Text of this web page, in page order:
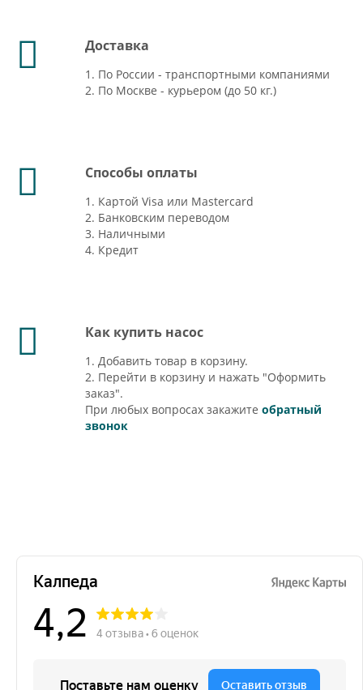
Доставка
1. По России - транспортными компаниями
2. По Москве - курьером (до 50 кг.)
Способы оплаты
1. Картой Visa или Mastercard
2. Банковским переводом
3. Наличными
4. Кредит
Как купить насос
1. Добавить товар в корзину.
2. Перейти в корзину и нажать "Оформить
заказ".
При любых вопросах закажите обратный
звонок